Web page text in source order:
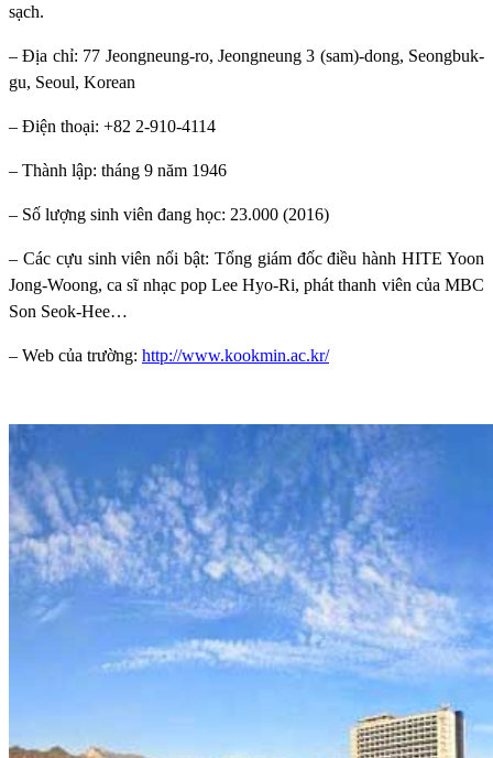
sạch.
– Địa chỉ: 77 Jeongneung-ro, Jeongneung 3 (sam)-dong, Seongbuk-
gu, Seoul, Korean
– Điện thoại: +82 2-910-4114
– Thành lập: tháng 9 năm 1946
– Số lượng sinh viên đang học: 23.000 (2016)
– Các cựu sinh viên nổi bật: Tổng giám đốc điều hành HITE Yoon
Jong-Woong, ca sĩ nhạc pop Lee Hyo-Ri, phát thanh viên của MBC
Son Seok-Hee…
– Web của trường: http://www.kookmin.ac.kr/